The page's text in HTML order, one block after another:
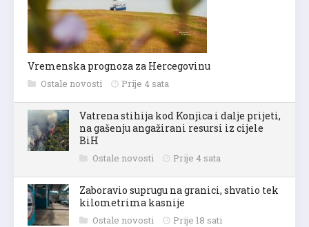
Vremenska prognoza za Hercegovinu
Ostale novosti Prije 4 sata
Vatrena stihija kod Konjica i dalje prijeti,
na gašenju angažirani resursi iz cijele
BiH
Ostale novosti Prije 4 sata
Zaboravio suprugu na granici, shvatio tek
kilometrima kasnije
Ostale novosti Prije 18 sati